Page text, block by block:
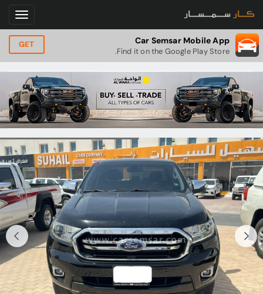
Car Semsar Mobile App
Find it on the Google Play Store.
GET